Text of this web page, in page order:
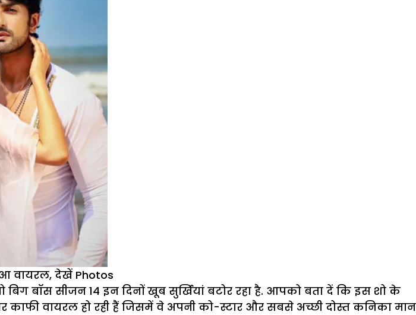
वायरल, देखें Photos
बॉस सीजन 14 इन दिनों खूब सुर्खियां बटोर रहा है. आपको बता दें कि इस शो के
वायरल हो रही हैं जिसमें वे अपनी को-स्टार और सबसे अच्छी दोस्त कनिका मान